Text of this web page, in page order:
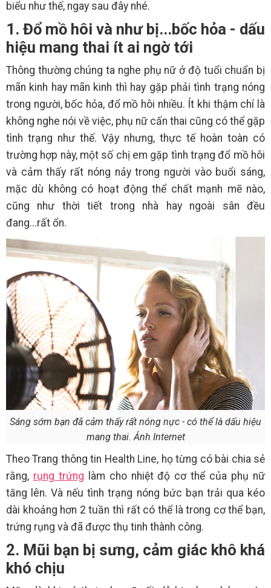
biểu như thế, ngay sau đây nhé.
1. Đổ mồ hôi và như bị...bốc hỏa - dấu
hiệu mang thai ít ai ngờ tới
Thông thường chúng ta nghe phụ nữ ở độ tuổi chuẩn bị
mãn kinh hay mãn kinh thì hay gặp phải tình trạng nóng
trong người, bốc hỏa, đổ mồ hôi nhiều. Ít khi thậm chí là
không nghe nói về việc, phụ nữ cấn thai cũng có thể gặp
tình trạng như thế. Vậy nhưng, thực tế hoàn toàn có
trường hợp này, một số chị em gặp tình trạng đổ mồ hôi
và cảm thấy rất nóng nảy trong người vào buổi sáng,
mặc dù không có hoạt động thể chất mạnh mẽ nào,
cũng như thời tiết trong nhà hay ngoài sân đều
đang...rất ổn.
Sáng sớm bạn đã cảm thấy rất nóng nực - có thể là dấu hiệu
mang thai. Ảnh Internet
Theo Trang thông tin Health Line, họ từng có bài chia sẻ
rằng, rụng trứng làm cho nhiệt độ cơ thể của phụ nữ
tăng lên. Và nếu tình trạng nóng bức bạn trải qua kéo
dài khoảng hơn 2 tuần thì rất có thể là trong cơ thể bạn,
trứng rụng và đã được thụ tinh thành công.
2. Mũi bạn bị sưng, cảm giác khô khá
khó chịu